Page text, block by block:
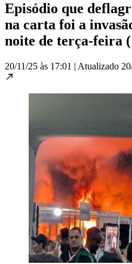
Episódio que
na carta foi a
noite de terça-feira
20/11/25 às 17:01 | Atualizado